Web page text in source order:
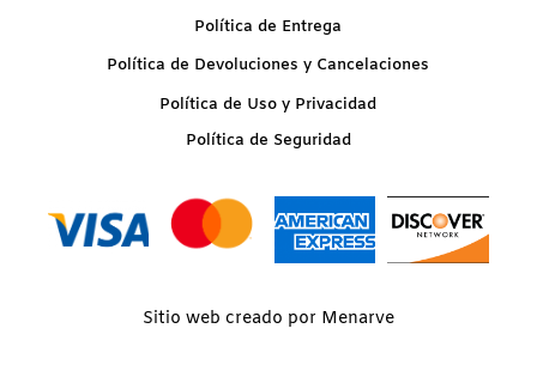
Política de Entrega
Política de Devoluciones y Cancelaciones
Política de Uso y Privacidad
Política de Seguridad
Sitio web creado por Menarve